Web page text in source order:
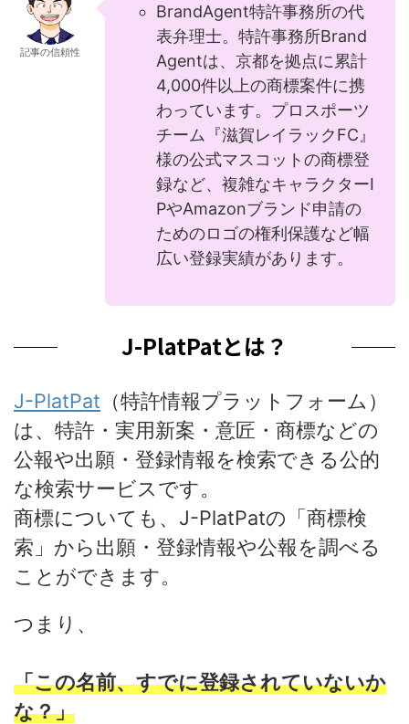
記事の信頼性
BrandAgent特許事務所の代
表弁理士。特許事務所Brand
Agentは、京都を拠点に累計
4,000件以上の商標案件に携
わっています。プロスポーツ
チーム『滋賀レイラックFC』
様の公式マスコットの商標登
録など、複雑なキャラクターI
PやAmazonブランド申請の
ためのロゴの権利保護など幅
広い登録実績があります。
J-PlatPatとは？
J-PlatPat （特許情報プラットフォーム）
は、特許・実用新案・意匠・商標などの
公報や出願・登録情報を検索できる公的
な検索サービスです。
商標についても、J-PlatPatの「商標検
索」から出願・登録情報や公報を調べる
ことができます。
つまり、
「この名前、すでに登録されていないか
な？」